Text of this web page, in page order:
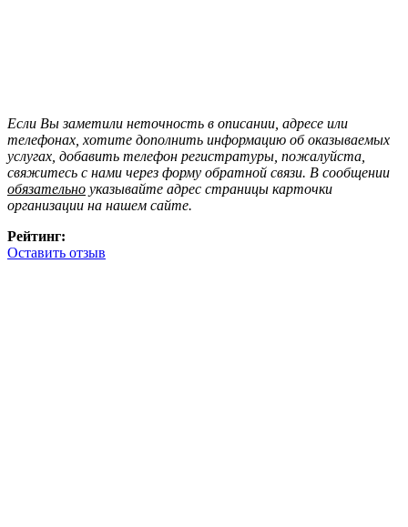
Если Вы заметили неточность в описании, адресе или
телефонах, хотите дополнить информацию об оказываемых
услугах, добавить телефон регистратуры, пожалуйста,
свяжитесь с нами через форму обратной связи. В сообщении
обязательно указывайте адрес страницы карточки
организации на нашем сайте.
Рейтинг:
Оставить отзыв